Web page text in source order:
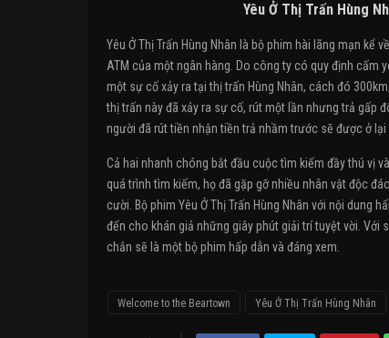
Yêu Ở Thị Trấn Hùng
Yêu Ở Thị Trấn Hùng Nhân là bộ phim hài lãng mạn kể
ATM của một ngân hàng. Do công ty có quy định cấm
một sự cố xảy ra tại thị trấn Hùng Nhân, cách đó
thị trấn này đã xảy ra sự cố, rút một lần nhưng trả gấp
người đã rút tiền nhận tiền trả nhầm trước sẽ được ở lại
Cả hai nhanh chóng bắt đầu cuộc tìm kiếm đầy thú vị
quá trình tìm kiếm, họ đã gặp gỡ nhiều nhân vật độc
cười. Bộ phim Yêu Ở Thị Trấn Hùng Nhân với nội dung
đến cho khán giả những giây phút giải trí tuyệt vời. Với
chắn sẽ là một bộ phim hấp dẫn và đáng xem.
Welcome to the Beartown Yêu Ở Thị Trấn Hùng Nhân